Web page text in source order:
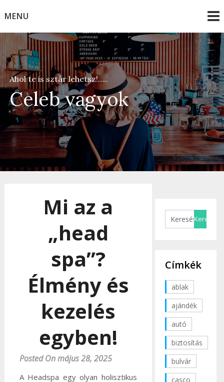
toMENU
Celeb vagyok
Ahol te is sztár lehetsz!…..
Mi az a
„head
spa”?
Élmény és
kezelés
egyben!
Posted On május 28, 2025
A Headspa egy olyan holisztikus
Címkék
ablak
ajándék
autó
biztosítás
bulvár
casco